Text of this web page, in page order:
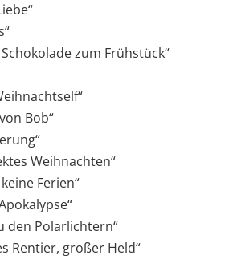
zum Frühstück“
Bob“
Weihnachten“
Ferien“
den Polarlichtern“
Rentier, großer Held“